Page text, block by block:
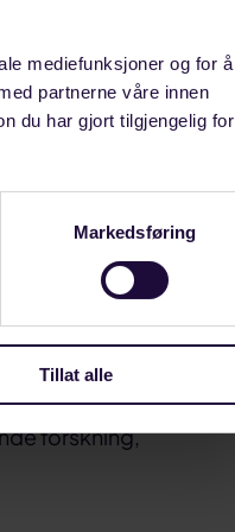
mediefunksjoner og for å
partnerne våre innen
du har gjort tilgjengelig for
Markedsføring
Tillat alle
for økt
år. Vi
på
i
annet
vi bistå
forskning,